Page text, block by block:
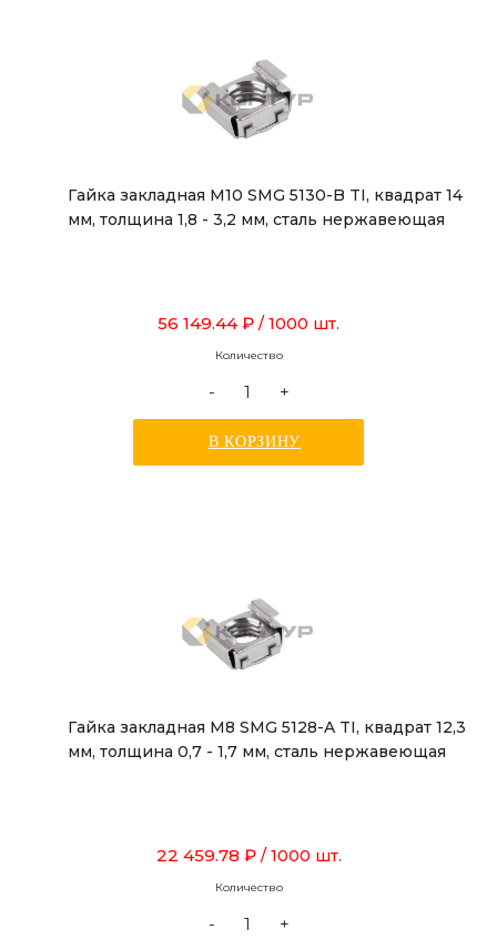
Гайка закладная М10 SMG 5130-B TI, квадрат 14
мм, толщина 1,8 - 3,2 мм, сталь нержавеющая
56 149.44 ₽ / 1000 шт.
Количество
- +
В КОРЗИНУ
Гайка закладная М8 SMG 5128-A TI, квадрат 12,3
мм, толщина 0,7 - 1,7 мм, сталь нержавеющая
22 459.78 ₽ / 1000 шт.
Количество
- +